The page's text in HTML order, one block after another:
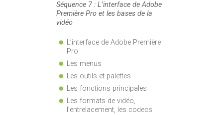
Séquence 7 : L’interface de Adobe
Première Pro et les bases de la
vidéo
L’interface de Adobe Première
Pro
Les menus
Les outils et palettes
Les fonctions principales
Les formats de vidéo,
l’entrelacement, les codecs